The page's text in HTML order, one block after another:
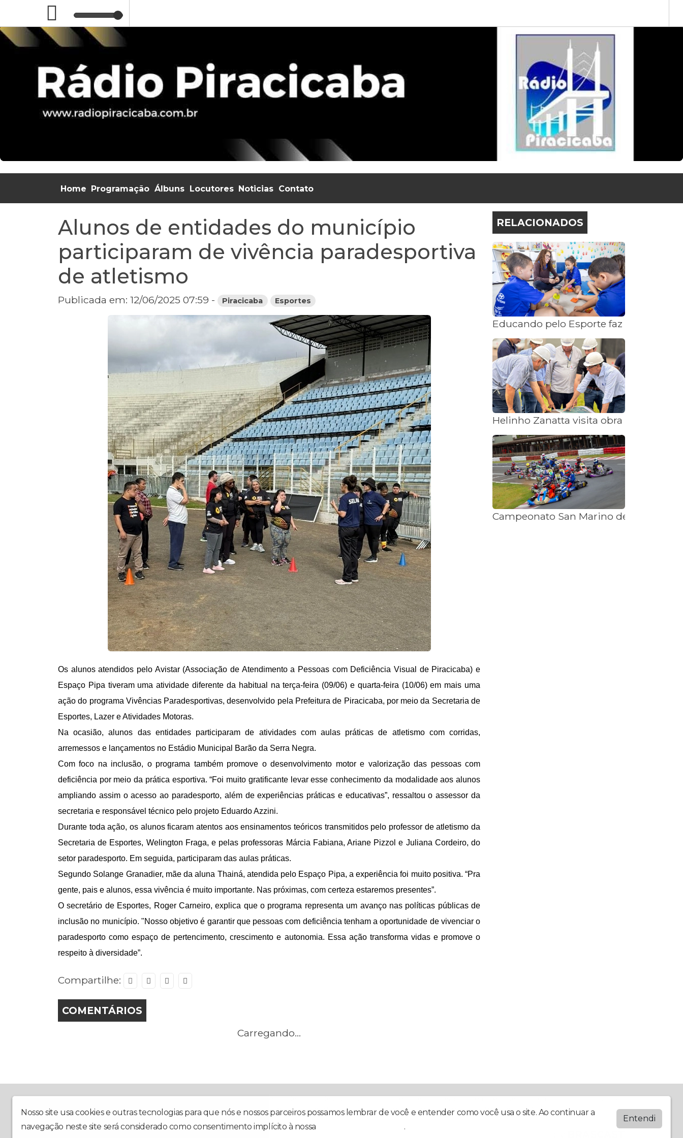
Home Programação Álbuns Locutores Noticias Contato
Alunos de entidades do município
participaram de vivência paradesportiva
de atletismo
Publicada em: 12/06/2025 07:59 - Piracicaba Esportes
Os alunos atendidos pelo Avistar (Associação de Atendimento a Pessoas com Deficiência Visual de Piracicaba) e
Espaço Pipa tiveram uma atividade diferente da habitual na terça-feira (09/06) e quarta-feira (10/06) em mais uma
ação do programa Vivências Paradesportivas, desenvolvido pela Prefeitura de Piracicaba, por meio da Secretaria de
Esportes, Lazer e Atividades Motoras.
Na ocasião, alunos das entidades participaram de atividades com aulas práticas de atletismo com corridas,
arremessos e lançamentos no Estádio Municipal Barão da Serra Negra.
Com foco na inclusão, o programa também promove o desenvolvimento motor e valorização das pessoas com
deficiência por meio da prática esportiva. “Foi muito gratificante levar esse conhecimento da modalidade aos alunos
ampliando assim o acesso ao paradesporto, além de experiências práticas e educativas”, ressaltou o assessor da
secretaria e responsável técnico pelo projeto Eduardo Azzini.
Durante toda ação, os alunos ficaram atentos aos ensinamentos teóricos transmitidos pelo professor de atletismo da
Secretaria de Esportes, Welington Fraga, e pelas professoras Márcia Fabiana, Ariane Pizzol e Juliana Cordeiro, do
setor paradesporto. Em seguida, participaram das aulas práticas.
Segundo Solange Granadier, mãe da aluna Thainá, atendida pelo Espaço Pipa, a experiência foi muito positiva. “Pra
gente, pais e alunos, essa vivência é muito importante. Nas próximas, com certeza estaremos presentes”.
O secretário de Esportes, Roger Carneiro, explica que o programa representa um avanço nas políticas públicas de
inclusão no município. "Nosso objetivo é garantir que pessoas com deficiência tenham a oportunidade de vivenciar o
paradesporto como espaço de pertencimento, crescimento e autonomia. Essa ação transforma vidas e promove o
respeito à diversidade”.
Compartilhe:
COMENTÁRIOS
Carregando...
RELACIONADOS
Educando pelo Esporte faz Natal
Helinho Zanatta visita obra da nova
Campeonato San Marino define os
Nosso site usa cookies e outras tecnologias para que nós e nossos parceiros possamos lembrar de você e entender como você usa o site. Ao continuar a
navegação neste site será considerado como consentimento implícito à nossa
.
Entendi
A Rádio Piracicaba foi criada em outubro de 2020, e inaugurada em 1º de março de 2021, com o intuito de trazer ao internauta sempre a melhor informação, com o Jornal A
Hora da Notícia e o Programa de Esportes Resenha Esportiva. O site da rádio tem uma programação repleta de musica e noticias sempre atualizada.